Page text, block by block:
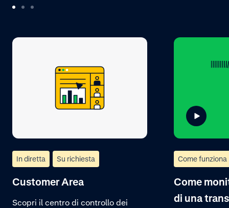
In diretta Su richiesta
Customer Area
Scopri il centro di controllo dei
Come funziona
Come
di una